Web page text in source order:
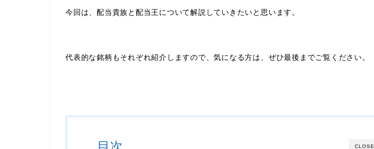
今回は、配当貴族と配当王について解説していきたいと思います。
代表的な銘柄もそれぞれ紹介しますので、気になる方は、ぜひ最後までご覧ください。
CLOSE